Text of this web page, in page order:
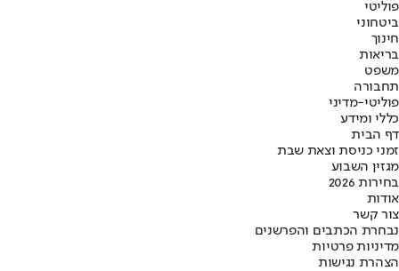
פוליטי
ביטחוני
חינוך
בריאות
משפט
תחבורה
פוליטי-מדיני
כללי ומידע
דף הבית
זמני כניסת וצאת שבת
מגזין השבוע
בחירות 2026
אודות
צור קשר
נבחרת הכתבים והפרשנים
מדיניות פרטיות
הצהרת נגישות